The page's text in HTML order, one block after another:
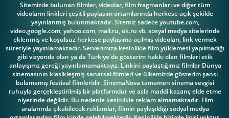
Sitemizde bulunan filmler, videolar, film fragmanları ve diğer tüm
videoların linkleri çeşitli paylaşım ortamlarında herkese açık şekilde
yayınlanmış bulunmaktadır. Sitemiz sadece youtube.com,
video.google.com, yahoo.com, mail.ru, ok.ru vb. sosyal medya sitelerinde
eklenmiş ve koşulsuz herkese paylaşıma açılmış videoları, link vermek
süretiyle yayınlamaktadır. Serverımıza kesinlikle film yüklemesi yapılmadığı
gibi vizyonda olan ya da Türkiye'de gösterim hakkı olan filmleri etik
anlayışımz gereği yayınlamamaktayız. Linkini paylaştığımız filmler Dünya
sinemasının klasikleşmiş sanatsal filmleri ve ülkemizde gösterim şansı
bulamamış festival filmleridir. SinemaNova tamamen sinema sevgisi
ruhuyla gerçekleştirilmiş bir platformdur ve asla maddi kazanç elde etme
niyetinde değildir. Bu nedenle kesinlikle reklam almamaktadır. Film
aralarında çıkabilecek reklamlar, filmin paylaşıldığı sodyal medya